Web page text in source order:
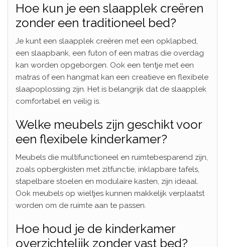
Hoe kun je een slaapplek creëren
zonder een traditioneel bed?
Je kunt een slaapplek creëren met een opklapbed,
een slaapbank, een futon of een matras die overdag
kan worden opgeborgen. Ook een tentje met een
matras of een hangmat kan een creatieve en flexibele
slaapoplossing zijn. Het is belangrijk dat de slaapplek
comfortabel en veilig is.
Welke meubels zijn geschikt voor
een flexibele kinderkamer?
Meubels die multifunctioneel en ruimtebesparend zijn,
zoals opbergkisten met zitfunctie, inklapbare tafels,
stapelbare stoelen en modulaire kasten, zijn ideaal.
Ook meubels op wieltjes kunnen makkelijk verplaatst
worden om de ruimte aan te passen.
Hoe houd je de kinderkamer
overzichtelijk zonder vast bed?